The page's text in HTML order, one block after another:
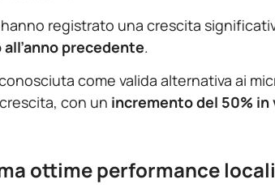
hanno registrato una crescita
precedente.
come valida alternativa ai
con un incremento del 50% in
ottime performance locali